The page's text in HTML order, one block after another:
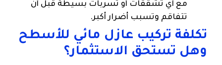
مع أي تشققات أو تسربات بسيطة قبل أن
تتفاقم وتسبب أضرار أكبر.
تكلفة تركيب عازل مائي للأسطح
وهل تستحق الاستثمار؟